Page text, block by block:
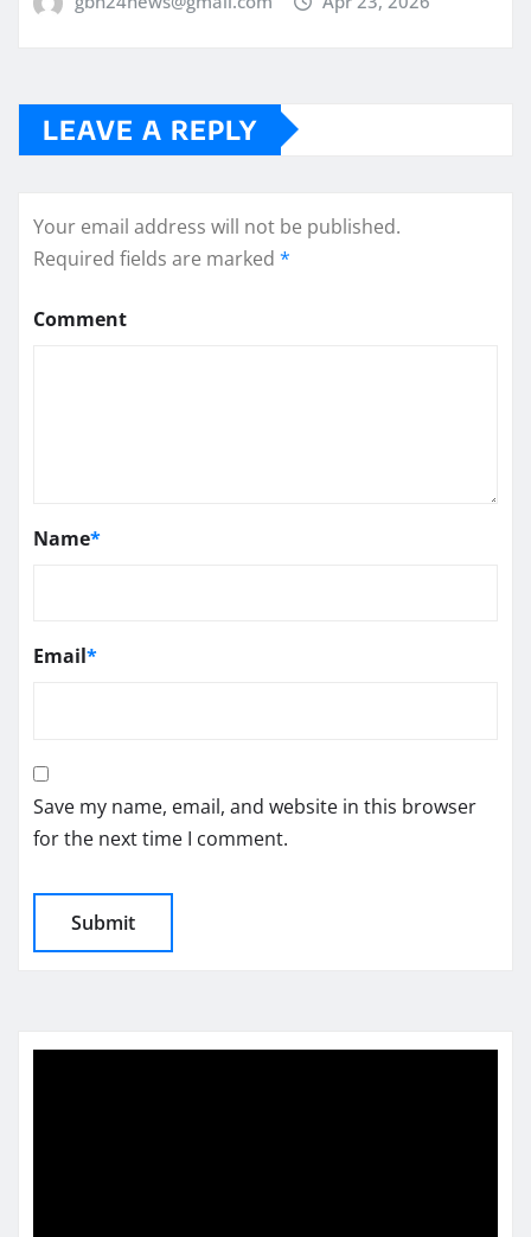
LEAVE A REPLY
Your email address will not be published.
Required fields are marked *
Comment
Name*
Email*
Save my name, email, and website in this browser
for the next time I comment.